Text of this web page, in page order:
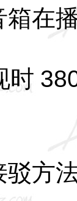
箱在
时
驳方